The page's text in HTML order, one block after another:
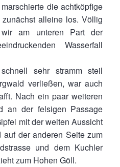
die achtköpfige
alleine los. Völlig
wir am unteren Part der
Wasserfall
sehr stramm steil
verließen, war auch
Nach ein paar weiteren
an der felsigen Passage
mit der weiten Aussicht
auf der anderen Seite zum
und dem Kuchler
zum Hohen Göll.